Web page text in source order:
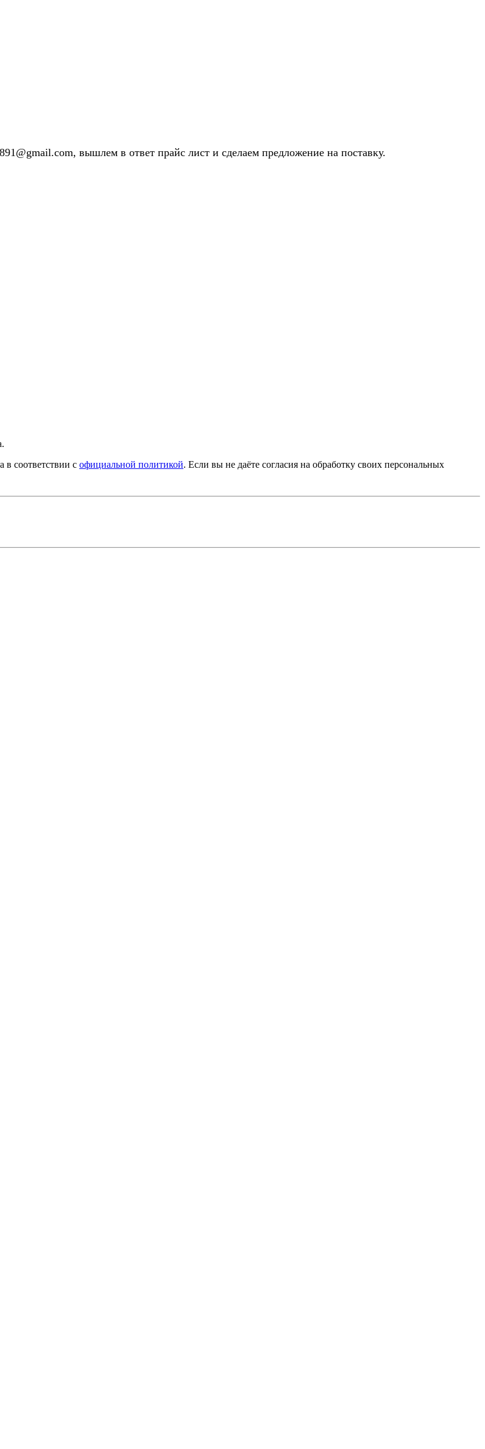
вышлем в ответ прайс лист и сделаем предложение на поставку.
соответствии с официальной политикой. Если вы не даёте согласия на обработку своих персональных